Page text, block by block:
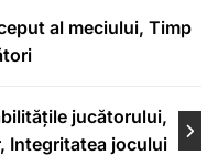
al meciului, Timp
jucătorului,
Integritatea jocului